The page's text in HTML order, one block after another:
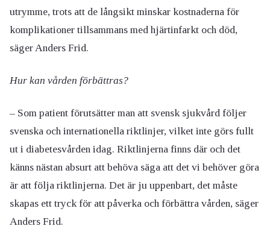
utrymme, trots att de långsikt minskar kostnaderna för
komplikationer tillsammans med hjärtinfarkt och död,
säger Anders Frid.
Hur kan vården förbättras?
– Som patient förutsätter man att svensk sjukvård följer
svenska och internationella riktlinjer, vilket inte görs fullt
ut i diabetesvården idag. Riktlinjerna finns där och det
känns nästan absurt att behöva säga att det vi behöver göra
är att följa riktlinjerna. Det är ju uppenbart, det måste
skapas ett tryck för att påverka och förbättra vården, säger
Anders Frid.